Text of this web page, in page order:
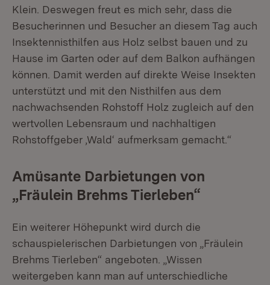
Klein. Deswegen freut es mich sehr, dass die
Besucherinnen und Besucher an diesem Tag auch
Insektennisthilfen aus Holz selbst bauen und zu
Hause im Garten oder auf dem Balkon aufhängen
können. Damit werden auf direkte Weise Insekten
unterstützt und mit den Nisthilfen aus dem
nachwachsenden Rohstoff Holz zugleich auf den
wertvollen Lebensraum und nachhaltigen
Rohstoffgeber ‚Wald‘ aufmerksam gemacht.“
Amüsante Darbietungen von
„Fräulein Brehms Tierleben“
Ein weiterer Höhepunkt wird durch die
schauspielerischen Darbietungen von „Fräulein
Brehms Tierleben“ angeboten. „Wissen
weitergeben kann man auf unterschiedliche